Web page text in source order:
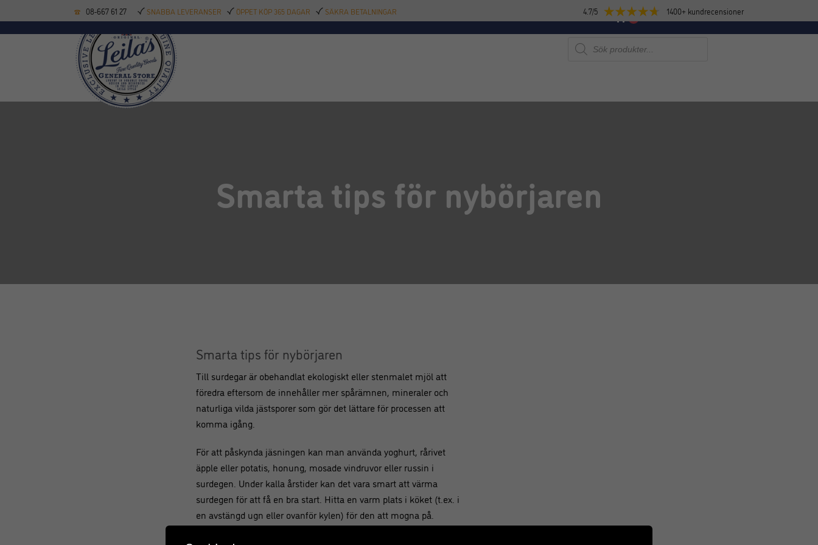
08-667 61 27 SNABBA LEVERANSER ÖPPET KÖP 365 DAGAR SÄKRA BETALNINGAR 4.7/5 1400+ kundrecensioner
KÖKSREDSKAP BAKTILLBEHÖR BAR DELIKATESSER NYHETER 0
Produktsökning
Smarta tips för nybörjaren
Smarta tips för nybörjaren
Till surdegar är obehandlat ekologiskt eller stenmalet mjöl att
föredra eftersom de innehåller mer spårämnen, mineraler och
naturliga vilda jästsporer som gör det lättare för processen att
komma igång.
För att påskynda jäsningen kan man använda yoghurt, rårivet
äpple eller potatis, honung, mosade vindruvor eller russin i
surdegen. Under kalla årstider kan det vara smart att värma
surdegen för att få en bra start. Hitta en varm plats i köket (t.ex. i
en avstängd ugn eller ovanför kylen) för den att mogna på.